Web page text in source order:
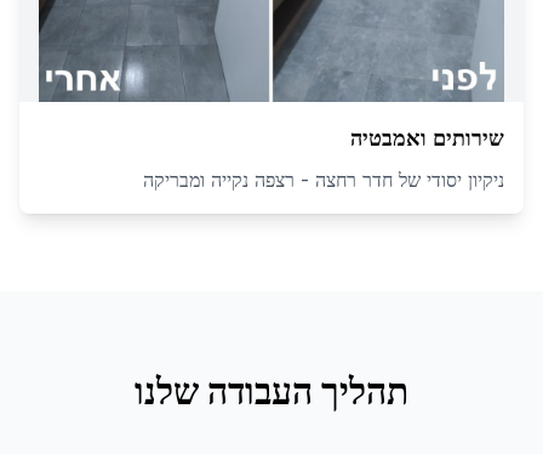
שירותים ואמבטיה
ניקיון יסודי של חדר רחצה - רצפה נקייה ומבריקה
תהליך העבודה שלנו